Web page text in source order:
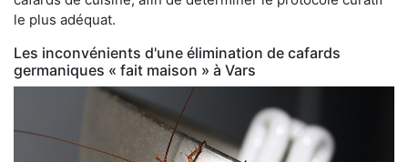
le plus adéquat.
Les inconvénients d'une élimination de cafards
germaniques « fait maison » à Vars